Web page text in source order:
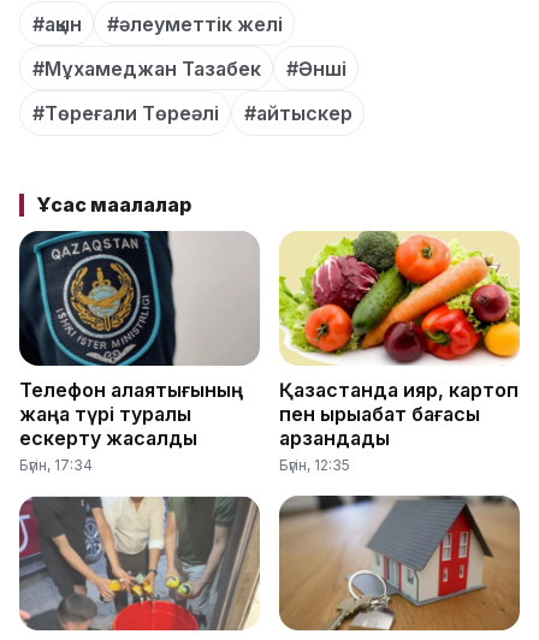
#ақын
#әлеуметтік желі
#Мұхамеджан Тазабек
#Әнші
#Төреғали Төреәлі
#айтыскер
Ұқсас мақалалар
Телефон алаяқтығының
жаңа түрі туралы
ескерту жасалды
Бүгін, 17:34
Қазақстанда қияр, картоп
пен қырыққабат бағасы
арзандады
Бүгін, 12:35